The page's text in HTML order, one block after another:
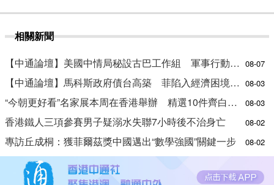
相關新聞
【中通論壇】美國中情局秘設古巴工作組 軍事行動箭在弦上？ 08-07
【中通論壇】馬科斯政府債台高築 菲陷入經濟困境與南海對抗惡循環？ 08-03
“今朝更好看”名家展本周在香港舉辦 精選10件齊白石作品 08-03
香港鐵人三項參賽男子疑溺水失聯7小時後不治身亡 08-02
專訪丘成桐：獲菲爾茲獎中國邁出“數學強國”關鍵一步 08-02